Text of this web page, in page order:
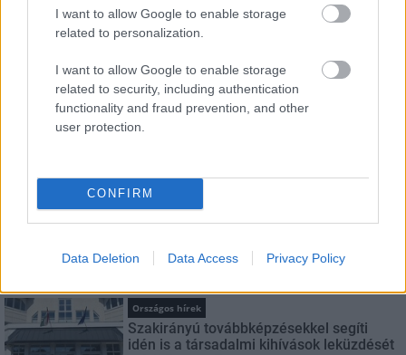
I want to allow Google to enable storage
related to personalization.
I want to allow Google to enable storage
related to security, including authentication
functionality and fraud prevention, and other
user protection.
CONFIRM
Data Deletion Data Access Privacy Policy
Feliratkozom a hírlevélre és elfogadom az
adatvédelmi
szabályzatot!
FELIRATKOZÁS
Helyi hírek
villamosenergia-rendszert a STRABAG
Országos hírek
Szakirányú továbbképzésekkel segíti
idén is a társadalmi kihívások leküzdését